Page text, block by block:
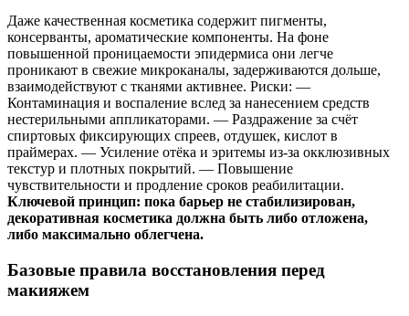
Даже качественная косметика содержит пигменты,
консерванты, ароматические компоненты. На фоне
повышенной проницаемости эпидермиса они легче
проникают в свежие микроканалы, задерживаются дольше,
взаимодействуют с тканями активнее. Риски: —
Контаминация и воспаление вслед за нанесением средств
нестерильными аппликаторами. — Раздражение за счёт
спиртовых фиксирующих спреев, отдушек, кислот в
праймерах. — Усиление отёка и эритемы из‑за окклюзивных
текстур и плотных покрытий. — Повышение
чувствительности и продление сроков реабилитации.
Ключевой принцип: пока барьер не стабилизирован,
декоративная косметика должна быть либо отложена,
либо максимально облегчена.
Базовые правила восстановления перед
макияжем